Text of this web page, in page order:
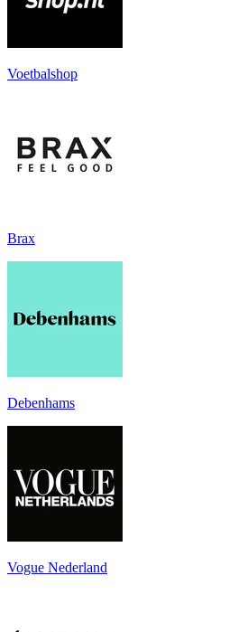
Voetbalshop
Brax
Debenhams
Vogue Nederland